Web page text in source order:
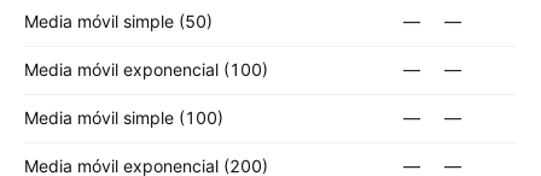
Media móvil simple (50) — —
Media móvil exponencial (100) — —
Media móvil simple (100) — —
Media móvil exponencial (200) — —